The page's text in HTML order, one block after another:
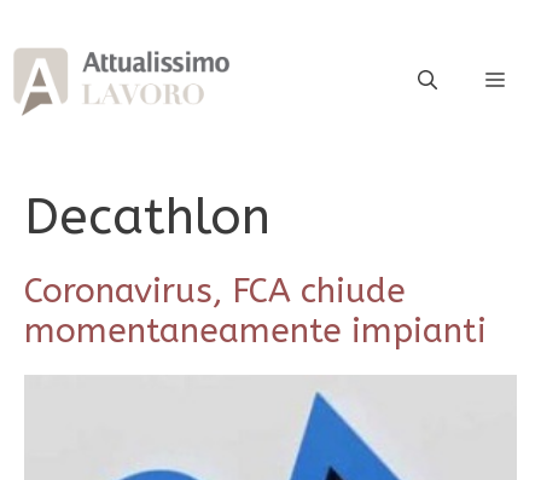
al
contenuto
Decathlon
Coronavirus, FCA chiude
momentaneamente impianti